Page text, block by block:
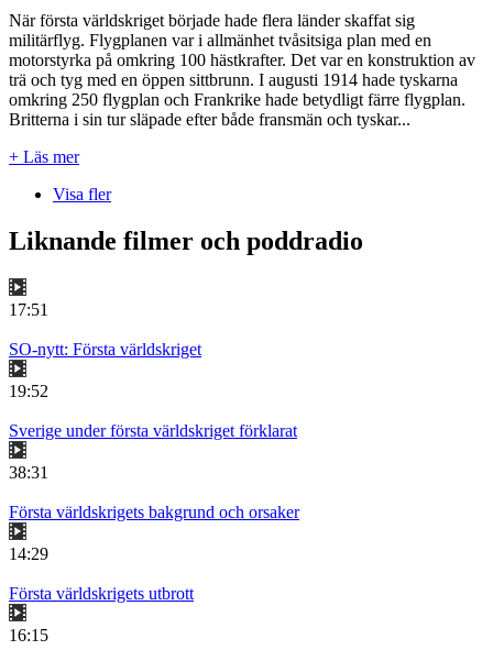
När första världskriget började hade flera länder skaffat sig
militärflyg. Flygplanen var i allmänhet tvåsitsiga plan med en
motorstyrka på omkring 100 hästkrafter. Det var en konstruktion av
trä och tyg med en öppen sittbrunn. I augusti 1914 hade tyskarna
omkring 250 flygplan och Frankrike hade betydligt färre flygplan.
Britterna i sin tur släpade efter både fransmän och tyskar...
+ Läs mer
Visa fler
Liknande filmer och poddradio
17:51
SO-nytt: Första världskriget
19:52
Sverige under första världskriget förklarat
38:31
Första världskrigets bakgrund och orsaker
14:29
Första världskrigets utbrott
16:15